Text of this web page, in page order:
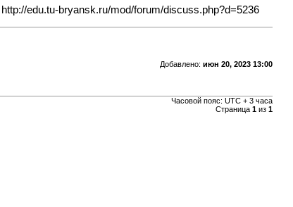
http://edu.tu-bryansk.ru/mod/forum/discuss.php?d=5236
Добавлено: июн 20, 2023 13:00
Часовой пояс: UTC + 3 часа
Страница 1из 1